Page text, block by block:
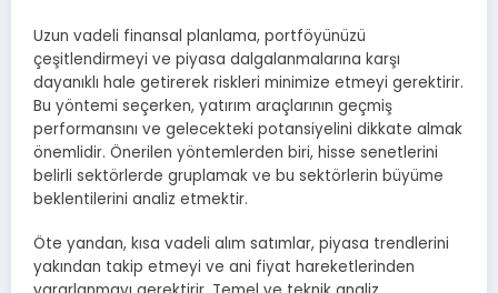
Uzun vadeli finansal planlama, portföyünüzü
çeşitlendirmeyi ve piyasa dalgalanmalarına karşı
dayanıklı hale getirerek riskleri minimize etmeyi gerektirir.
Bu yöntemi seçerken, yatırım araçlarının geçmiş
performansını ve gelecekteki potansiyelini dikkate almak
önemlidir. Önerilen yöntemlerden biri, hisse senetlerini
belirli sektörlerde gruplamak ve bu sektörlerin büyüme
beklentilerini analiz etmektir.
Öte yandan, kısa vadeli alım satımlar, piyasa trendlerini
yakından takip etmeyi ve ani fiyat hareketlerinden